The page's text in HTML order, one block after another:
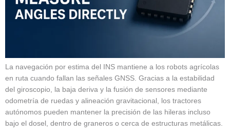
La navegación por estima del INS mantiene a los robots agrícolas
en ruta cuando fallan las señales GNSS. Gracias a la estabilidad
del giroscopio, la baja deriva y la fusión de sensores mediante
odometría de ruedas y alineación gravitacional, los tractores
autónomos pueden mantener la precisión de las hileras incluso
bajo el dosel, dentro de graneros o cerca de estructuras metálicas.